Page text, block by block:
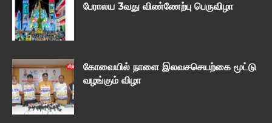
பேராலய 3வது விண்ணேற்பு பெருவிழா
கோவையில் நாளை இலவசசெயற்கை மூட்டு
வழங்கும் விழா